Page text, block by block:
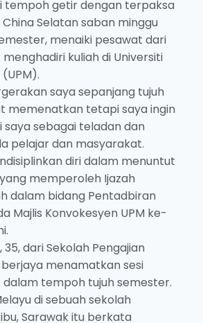
tempoh getir dengan terpaksa
Selatan saban minggu
menaiki pesawat dari
kuliah di Universiti
saya sepanjang tujuh
memenatkan tetapi saya ingin
saya sebagai teladan dan
pelajar dan masyarakat.
diri dalam menuntut
memperoleh Ijazah
dalam bidang Pentadbiran
Majlis Konvokesyen UPM ke-
35, dari Sekolah Pengajian
berjaya menamatkan sesi
dalam tempoh tujuh semester.
di sebuah sekolah
Sarawak itu berkata